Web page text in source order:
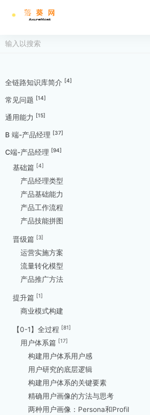
全链路知识库简介 [4]
常见问题 [14]
通用能力 [15]
B 端-产品经理 [37]
C端-产品经理 [94]
基础篇 [4]
产品经理类型
产品基础能力
产品工作流程
产品技能拼图
晋级篇 [3]
运营实施方案
流量转化模型
产品推广方法
提升篇 [1]
商业模式构建
【0-1】全过程 [81]
用户体系篇 [17]
构建用户体系用户感
用户研究的底层逻辑
构建用户体系的关键要素
精确用户画像的方法与思考
两种用户画像：Persona和Profil